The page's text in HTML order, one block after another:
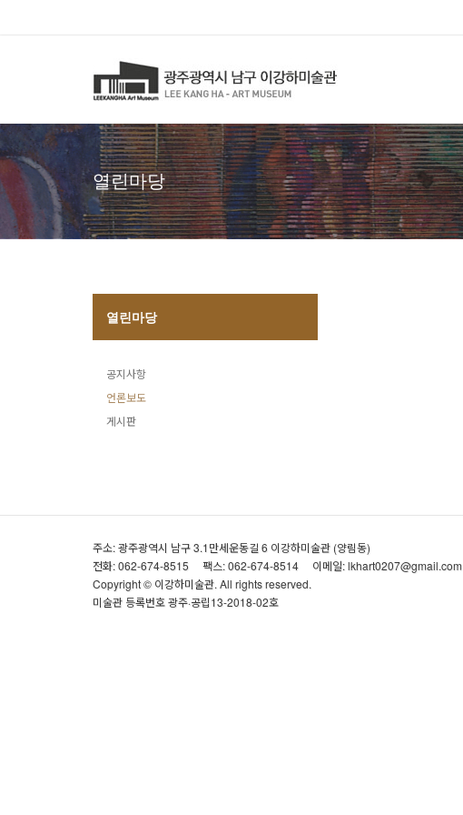
열린마당
열린마당
공지사항
언론보도
게시판
주소: 광주광역시 남구 3.1만세운동길 6 이강하미술관 (양림동)
전화: 062-674-8515
팩스: 062-674-8514
이메일: lkhart0207@gmail.com
Copyright © 이강하미술관. All rights reserved.
미술관 등록번호 광주·공립13-2018-02호